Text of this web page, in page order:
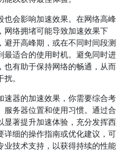
也会影响加速效果。在网络高峰
网络拥堵可能导致加速效果下
避开高峰期，或在不同时间段测
最适合的使用时机。避免同时进
也有助于保持网络的畅通，从而
。
速器的加速效果，你需要综合考
服务器位置和使用习惯。通过合
显著提升加速体验，充分发挥西
详细的操作指南或优化建议，可
业技术支持，以获得持续的性能